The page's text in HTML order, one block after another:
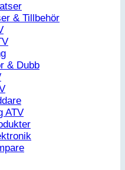
& Tillbehör
& Dubb
ATV